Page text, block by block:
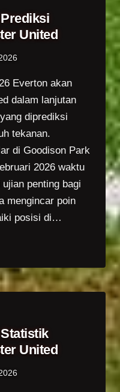
United
Everton akan
dalam lanjutan
diprediksi
tekanan.
di Goodison Park
2026 waktu
penting bagi
mengincar poin
posisi di…
United